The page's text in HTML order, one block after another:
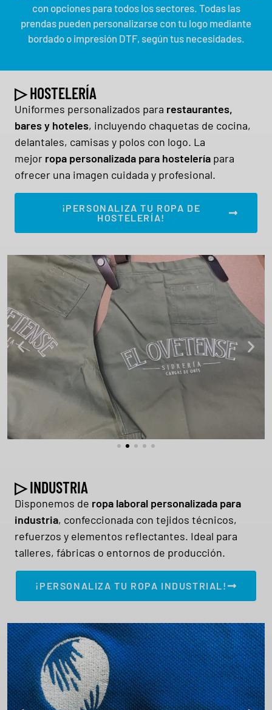
con opciones para todos los sectores. Todas las
prendas pueden personalizarse con tu logo mediante
bordado o impresión DTF, según tus necesidades.
▷ HOSTELERÍA
Uniformes personalizados para restaurantes,
bares y hoteles, incluyendo chaquetas de cocina,
delantales, camisas y polos con logo. La
mejor ropa personalizada para hostelería para
ofrecer una imagen cuidada y profesional.
¡PERSONALIZA TU ROPA DE
HOSTELERÍA!
▷ INDUSTRIA
Disponemos de ropa laboral personalizada para
industria, confeccionada con tejidos técnicos,
refuerzos y elementos reflectantes. Ideal para
talleres, fábricas o entornos de producción.
¡PERSONALIZA TU ROPA INDUSTRIAL!